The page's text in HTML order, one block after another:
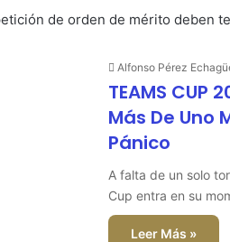
de orden de mérito deben
Alfonso Pérez
TEAMS CUP
Más De Uno
Pánico
A falta de un solo
Cup entra en su
Leer Más »